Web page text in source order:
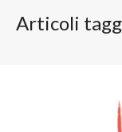
Articoli